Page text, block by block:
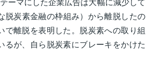
ーマにした企業広告は大幅に減少して
脱炭素金融の枠組み）から離脱したの
で離脱を表明した。脱炭素への取り組
が、自ら脱炭素にブレーキをかけた